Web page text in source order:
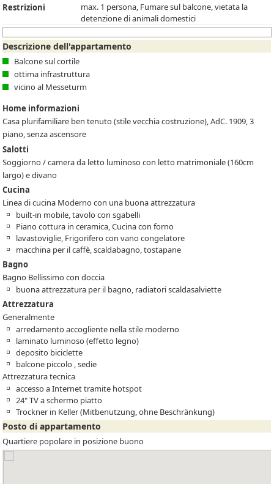
Restrizioni
max. 1 persona, Fumare sul balcone, vietata la
detenzione di animali domestici
Descrizione dell'appartamento
Balcone sul cortile
ottima infrastruttura
vicino al Messeturm
Home informazioni
Casa plurifamiliare ben tenuto (stile vecchia costruzione), AdC. 1909, 3
piano, senza ascensore
Salotti
Soggiorno / camera da letto luminoso con letto matrimoniale (160cm
largo) e divano
Cucina
Linea di cucina Moderno con una buona attrezzatura
built-in mobile, tavolo con sgabelli
Piano cottura in ceramica, Cucina con forno
lavastoviglie, Frigorifero con vano congelatore
macchina per il caffè, scaldabagno, tostapane
Bagno
Bagno Bellissimo con doccia
buona attrezzatura per il bagno, radiatori scaldasalviette
Attrezzatura
Generalmente
arredamento accogliente nella stile moderno
laminato luminoso (effetto legno)
deposito biciclette
balcone piccolo , sedie
Attrezzatura tecnica
accesso a Internet tramite hotspot
24" TV a schermo piatto
Trockner in Keller (Mitbenutzung, ohne Beschränkung)
Posto di appartamento
Quartiere popolare in posizione buono